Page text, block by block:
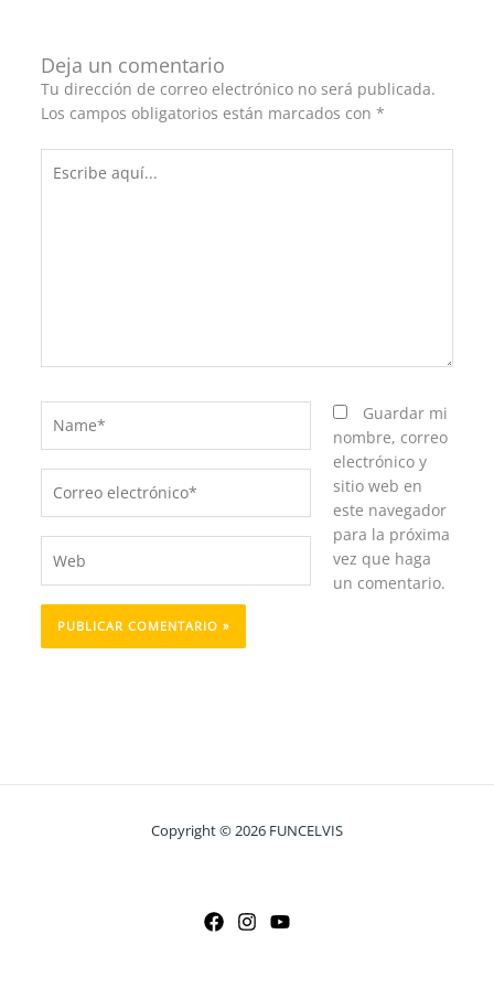
Deja un comentario
Tu dirección de correo electrónico no será publicada.
Los campos obligatorios están marcados con *
aquí...
electrónico*
Guardar mi
nombre, correo
electrónico y
sitio web en
este navegador
para la próxima
vez que haga
un comentario.
Copyright © 2026 FUNCELVIS